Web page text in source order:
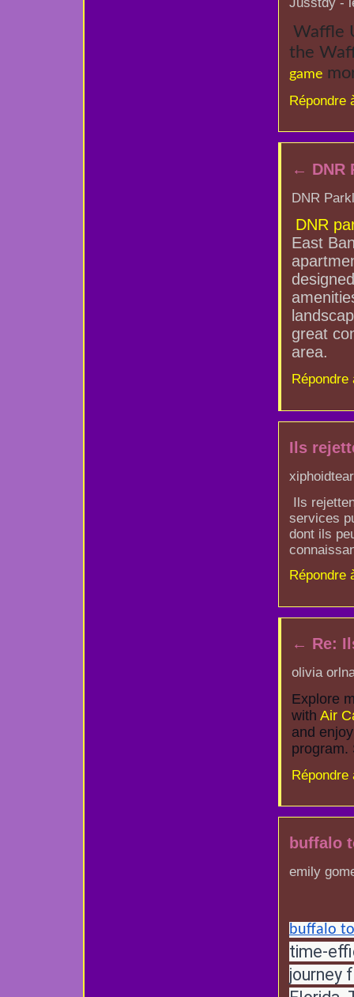
Waffle
the
game
Répondre
← DNR
DNR
DNR
East
great
area.
Ils
Ils
services
dont ils
Répondre
← Re:
olivia
Explore
with Air
and
program.
Répondre
buffalo
emily
buffalo
time-
journey